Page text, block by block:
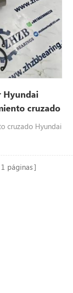
Hyundai
cruzado
cruzado Hyundai
1 páginas